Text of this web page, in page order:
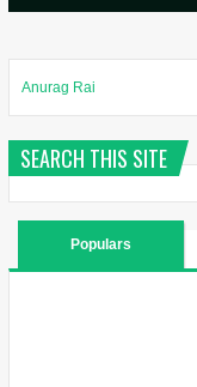
Anurag Rai
SEARCH THIS SITE
Populars